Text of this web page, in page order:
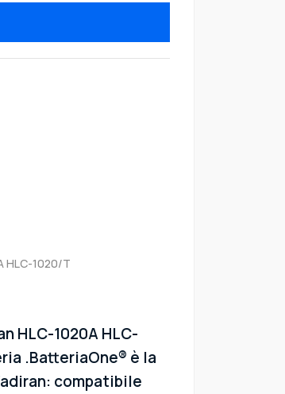
HLC-1020/T
HLC-1020A HLC-
.BatteriaOne® è la
compatibile